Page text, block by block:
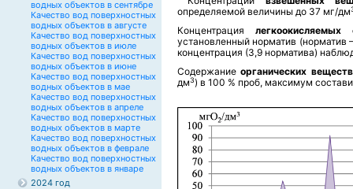
водных объектов в сентябре
Качество вод поверхностных
водных объектов в августе
Качество вод поверхностных
водных объектов в июле
Качество вод поверхностных
водных объектов в июне
Качество вод поверхностных
водных объектов в мае
Качество вод поверхностных
водных объектов в апреле
Качество вод поверхностных
водных объектов в марте
Качество вод поверхностных
водных объектов в феврале
Качество вод поверхностных
водных объектов в январе
2024 год
определяемой величины до 37 мг/дм
Концентрация
установленный норматив (норматив
концентрация (3,9 норматива)
Содержаниеорганических
дм3) в 100 % проб, максимум